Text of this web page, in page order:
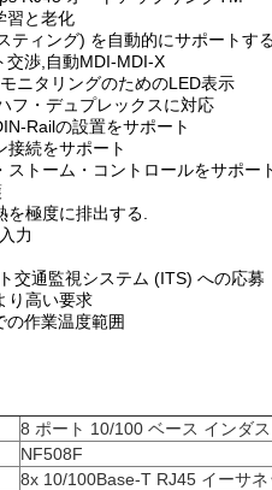
習と老化
ティング) を自動的にサポートす
交渉,自動MDI-MDI-X
ニタリングのためのLED表示
フ・デュプレックスに対応
Railの設置をサポート
接続をサポート
ストーム・コントロールをサポー
を極度に排出する.
力
交通監視システム (ITS) への応募
り高い要求
の作業温度範囲
8 ポート 10/100 ベース インダ
NF508F
8x 10/100Base-T RJ45 イーサネ